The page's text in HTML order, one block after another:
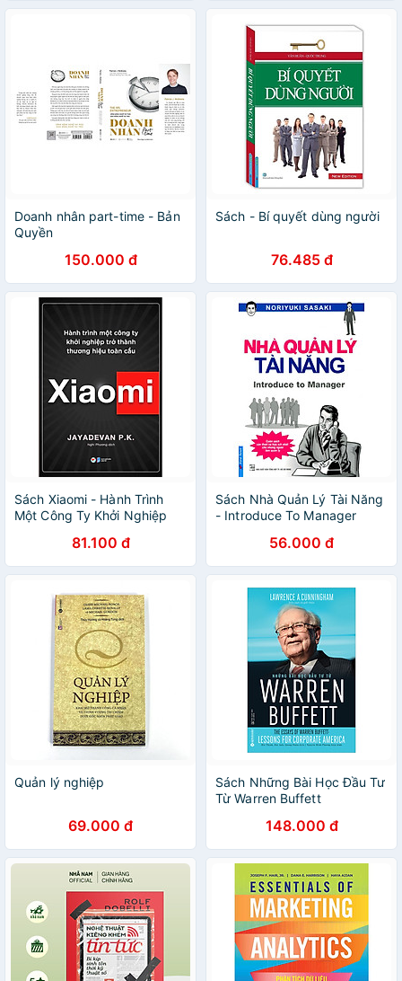
Doanh nhân part-time - Bản
Quyền
150.000 đ
Sách - Bí quyết dùng người
76.485 đ
Sách Xiaomi - Hành Trình
Một Công Ty Khởi Nghiệp
81.100 đ
Sách Nhà Quản Lý Tài Năng
- Introduce To Manager
56.000 đ
Quản lý nghiệp
69.000 đ
Sách Những Bài Học Đầu Tư
Từ Warren Buffett
148.000 đ